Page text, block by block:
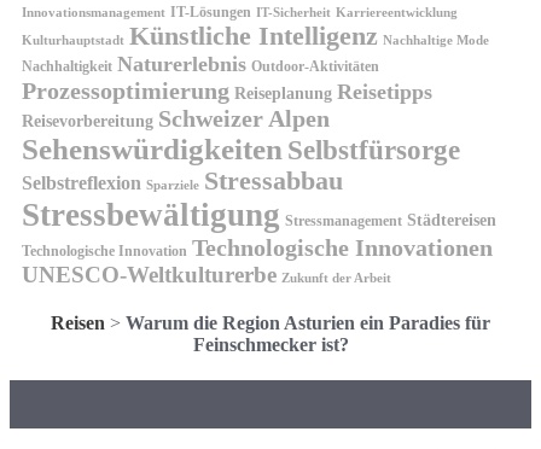
Innovationsmanagement IT-Lösungen IT-Sicherheit Karriereentwicklung
Kulturhauptstadt Künstliche Intelligenz Nachhaltige Mode
Nachhaltigkeit Naturerlebnis Outdoor-Aktivitäten
Prozessoptimierung Reiseplanung Reisetipps
Reisevorbereitung Schweizer Alpen
Sehenswürdigkeiten Selbstfürsorge
Selbstreflexion Sparziele Stressabbau
Stressbewältigung Stressmanagement Städtereisen
Technologische Innovation Technologische Innovationen
UNESCO-Weltkulturerbe Zukunft der Arbeit
Reisen > Warum die Region Asturien ein Paradies für
Feinschmecker ist?